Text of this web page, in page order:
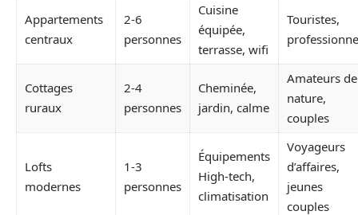
Appartements
centraux
2-6
personnes
Cuisine
équipée,
terrasse, wifi
Touristes,
Cottages
ruraux
2-4
personnes
Cheminée,
jardin, calme
Amateurs de
nature,
couples
Lofts
modernes
1-3
personnes
Équipements
High-tech,
climatisation
Voyageurs
d’affaires,
jeunes
couples